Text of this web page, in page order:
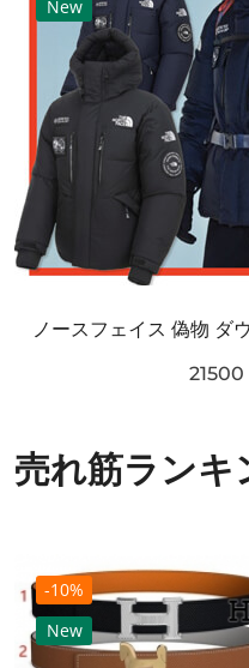
New
21500
売れ筋ランキ
-10%
New